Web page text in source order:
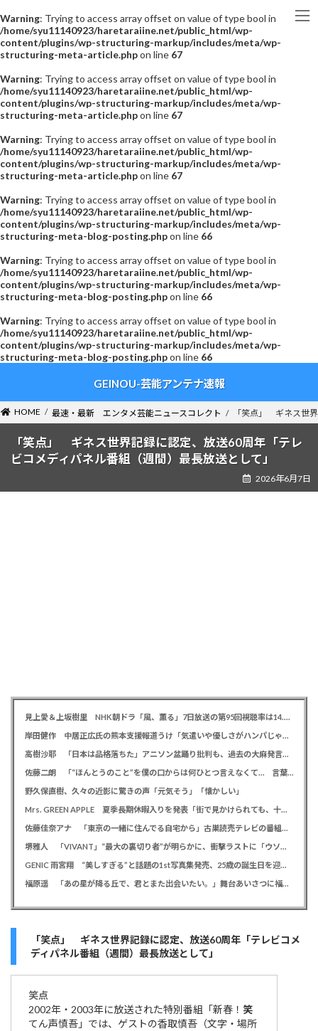
Warning: Trying to access array offset on value of type bool in
/home/syu11140923/haretaraiine.net/public_html/wp-
content/plugins/wp-structuring-markup/includes/meta/wp-
structuring-meta-article.phpon line 67
Warning: Trying to access array offset on value of type bool in
/home/syu11140923/haretaraiine.net/public_html/wp-
content/plugins/wp-structuring-markup/includes/meta/wp-
structuring-meta-article.phpon line 67
Warning: Trying to access array offset on value of type bool in
/home/syu11140923/haretaraiine.net/public_html/wp-
content/plugins/wp-structuring-markup/includes/meta/wp-
structuring-meta-article.phpon line 67
Warning: Trying to access array offset on value of type bool in
/home/syu11140923/haretaraiine.net/public_html/wp-
content/plugins/wp-structuring-markup/includes/meta/wp-
structuring-meta-blog-posting.phpon line 66
Warning: Trying to access array offset on value of type bool in
/home/syu11140923/haretaraiine.net/public_html/wp-
content/plugins/wp-structuring-markup/includes/meta/wp-
structuring-meta-blog-posting.phpon line 66
Warning: Trying to access array offset on value of type bool in
/home/syu11140923/haretaraiine.net/public_html/wp-
content/plugins/wp-structuring-markup/includes/meta/wp-
structuring-meta-blog-posting.phpon line 66
ン
ツ
ー
シ
GEINOU-芸能アンテナ速報
HOME 最速・最新 エンタメ芸能ニュースコレクト 「笑点」 ギネス世
「笑点」 ギネス世界記録に認定、放送60周年「テレ
ビコメディパネル番組（週間）最長放送として」
2026年6月7日
見上愛＆上坂樹里 NHK朝ドラ「風、薫る」7日放送の第95回視聴率は14.0％
岸田健作 中居正広氏の熊本支援報道うけ「気遣いや優しさがハンパじゃない」 中居氏との思い出を回顧
高樹沙耶 「日本は品格落ちた」アニソン盆踊り批判も、過去の大麻発言にも飛び火で自ら幕引き図る
佐藤二朗 「“ほんとうのこと”を僕の口からは何ひとつ言えなくて… 言葉にできぬ悔しさを日々感じております」
野久保直樹、久々の近影に驚きの声「元気そう」「懐かしい」
Mrs. GREEN APPLE 夏季長期休暇入りを発表「街で見かけられても、十分なご配慮を」ファンに理解を求める
佐藤佳奈アナ 「東京の一緒に住んでる自宅から」古巣読売テレビの番組でレインボー池田直人との結婚を生報告
堺雅人 「VIVANT」“最大の裏切り者”が明らかに、衝撃ラストに「ウソでしょ」視聴者悲鳴
GENIC 雨宮翔 “美しすぎる”と話題の1st写真集発売、25歳の誕生日を迎え「より磨きをかけていく」
福原遥 「あの星が降る丘で、君とまた出会いたい。」舞台あいさつに福山雅治がサプライズ登場で歓喜「うれしい」
「笑点」 ギネス世界記録に認定、放送60周年「テレビコメ
ディパネル番組（週間）最長放送として」
笑点
2002年・2003年に放送された特別番組「新春！ 笑
てん声慎吾」では、ゲストの香取慎吾（文字・場所